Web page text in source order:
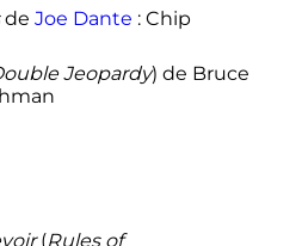
de Joe Dante : Chip
Jeopardy) de Bruce
(Rules of